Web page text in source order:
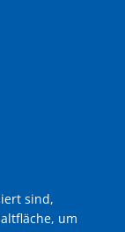
sind,
um